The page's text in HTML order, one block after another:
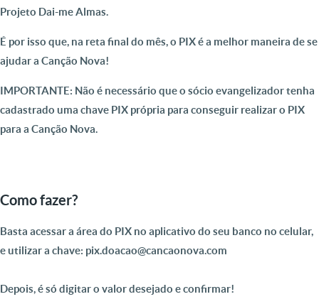
Projeto Dai-me Almas.
É por isso que, na reta final do mês, o PIX é a melhor maneira de se
ajudar a Canção Nova!
IMPORTANTE: Não é necessário que o sócio evangelizador tenha
cadastrado uma chave PIX própria para conseguir realizar o PIX
para a Canção Nova.
Como fazer?
Basta acessar a área do PIX no aplicativo do seu banco no celular,
e utilizar a chave: pix.doacao@cancaonova.com
Depois, é só digitar o valor desejado e confirmar!